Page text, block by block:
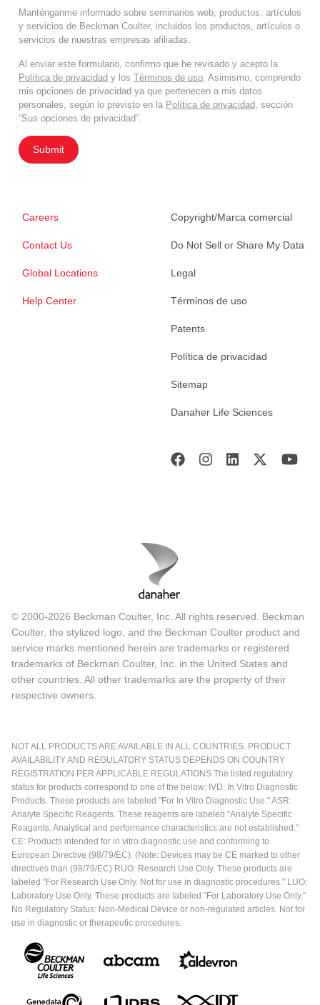
Manténganme informado sobre seminarios web, productos, artículos
y servicios de Beckman Coulter, incluidos los productos, artículos o
servicios de nuestras empresas afiliadas.
Al enviar este formulario, confirmo que he revisado y acepto la
Política de privacidad y los Términos de uso. Asimismo, comprendo
mis opciones de privacidad ya que pertenecen a mis datos
personales, según lo previsto en la Política de privacidad, sección
“Sus opciones de privacidad”.
Submit
Careers
Contact Us
Global Locations
Help Center
Copyright/Marca comercial
Do Not Sell or Share My Data
Legal
Términos de uso
Patents
Política de privacidad
Sitemap
Danaher Life Sciences
© 2000-2026 Beckman Coulter, Inc. All rights reserved. Beckman
Coulter, the stylized logo, and the Beckman Coulter product and
service marks mentioned herein are trademarks or registered
trademarks of Beckman Coulter, Inc. in the United States and
other countries. All other trademarks are the property of their
respective owners.
NOT ALL PRODUCTS ARE AVAILABLE IN ALL COUNTRIES. PRODUCT
AVAILABILITY AND REGULATORY STATUS DEPENDS ON COUNTRY
REGISTRATION PER APPLICABLE REGULATIONS The listed regulatory
status for products correspond to one of the below: IVD: In Vitro Diagnostic
Products. These products are labeled "For In Vitro Diagnostic Use." ASR:
Analyte Specific Reagents. These reagents are labeled "Analyte Specific
Reagents. Analytical and performance characteristics are not established."
CE: Products intended for in vitro diagnostic use and conforming to
European Directive (98/79/EC). (Note: Devices may be CE marked to other
directives than (98/79/EC) RUO: Research Use Only. These products are
labeled "For Research Use Only. Not for use in diagnostic procedures." LUO:
Laboratory Use Only. These products are labeled "For Laboratory Use Only."
No Regulatory Status: Non-Medical Device or non-regulated articles. Not for
use in diagnostic or therapeutic procedures.